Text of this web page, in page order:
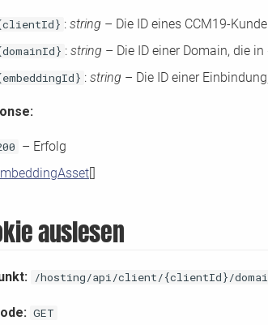
: string – Die ID eines CCM19-
: string – Die ID einer Domain, die
: string – Die ID einer
– Erfolg
[]
auslesen
/hosting/api/client/{clientId}/
GET